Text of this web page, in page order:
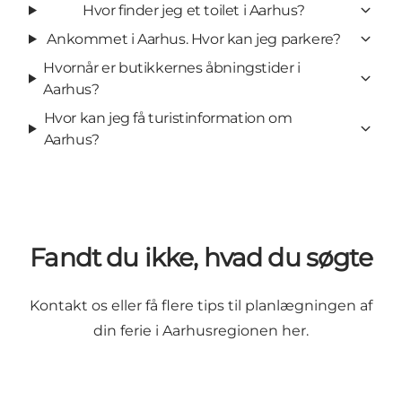
Hvor finder jeg et toilet i Aarhus?
Ankommet i Aarhus. Hvor kan jeg parkere?
Hvornår er butikkernes åbningstider i
Aarhus?
Hvor kan jeg få turistinformation om
Aarhus?
Fandt du ikke, hvad du søgte
Kontakt os eller få flere tips til planlægningen af
din ferie i Aarhusregionen her.